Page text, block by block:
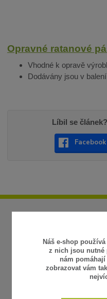
Opravné ratanové
Vhodné k opravě
Dodávány jsou v
Líbil se
Facebook
Náš e-shop
z nich jsou nutné
nám
zobrazovat vám